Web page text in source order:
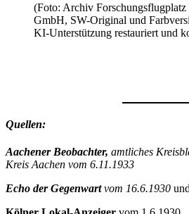
(Foto: Archiv Forschungsflugplatz
GmbH, SW-Original und
KI-Unterstützung restauriert und
Quellen:
Aachener Beobachter, amtliches
Kreis Aachen vom 6.11.1933
Echo der Gegenwartvom 16.6.1930